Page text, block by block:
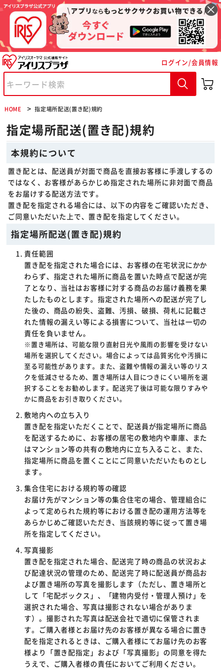
ログイン/会員情報
HOME 指定場所配送(置き配)規約
指定場所配送(置き配)規約
本規約について
置き配とは、配送員が対面で商品を直接お客様に手渡しするの
ではなく、お客様があらかじめ指定された場所に非対面で商品
をお届けする配送方法です。
置き配を指定される場合には、以下の内容をご確認いただき、
ご同意いただいた上で、置き配を指定してください。
指定場所配送(置き配)規約
責任範囲
置き配を指定された場合には、お客様の在宅状況にかか
わらず、指定された場所に商品を置いた時点で配送が完
了となり、当社はお客様に対する商品のお届け義務を果
たしたものとします。指定された場所への配送が完了し
た後の、商品の紛失、盗難、汚損、破損、荷札に記載さ
れた情報の漏えい等による損害について、当社は一切の
責任を負いません。
※置き場所は、可能な限り直射日光や風雨の影響を受けない
場所を選択してください。場合によっては品質劣化や汚損に
至る可能性があります。また、盗難や情報の漏えい等のリス
クを低減させるため、置き場所は人目につきにくい場所を選
択することをお勧めします。配送完了後は可能な限りすみや
かに商品をお引き取りください。
敷地内への立ち入り
置き配を指定いただくことで、配送員が指定場所に商品
を配送するために、お客様の居宅の敷地内や車庫、また
はマンション等の共有の敷地内に立ち入ること、また、
指定場所に商品を置くことにご同意いただいたものとし
ます。
集合住宅における規約等の確認
お届け先がマンション等の集合住宅の場合、管理組合に
よって定められた規約等における置き配の運用方法等を
あらかじめご確認いただき、当該規約等に従って置き場
所を指定してください。
写真撮影
置き配を指定された場合、配送完了時の商品の状況およ
び配達状況の管理のため、配送完了時に配送員が商品お
よび置き場所の写真を撮影します（ただし、置き場所と
して「宅配ボックス」、「建物内受付・管理人預け」を
選択された場合、写真は撮影されない場合がありま
す）。撮影された写真は配送会社で適切に保管されま
す。ご購入者様とお届け先のお客様が異なる場合に置き
配を指定されるときは、ご購入者様にてお届け先のお客
様より「置き配指定」および「写真撮影」の同意を得た
うえで、ご購入者様の責任においてご利用ください。
※ご確認ください
カートに入れる